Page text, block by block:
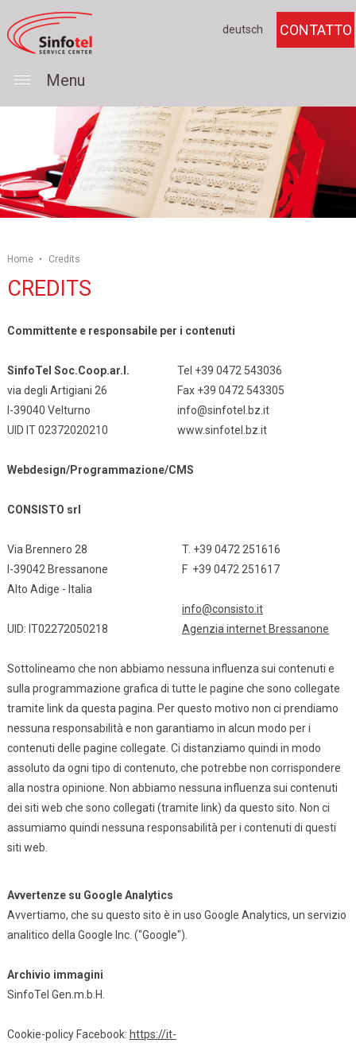
CONTATTO
deutsch
Menu
Home • Credits
CREDITS
Committente e responsabile per i contenuti
SinfoTel Soc.Coop.ar.l.
via degli Artigiani 26
I-39040 Velturno
UID IT 02372020210
Tel +39 0472 543036
Fax +39 0472 543305
info@sinfotel.bz.it
www.sinfotel.bz.it
Webdesign/Programmazione/CMS
CONSISTO srl
Via Brennero 28
I-39042 Bressanone
Alto Adige - Italia
UID: IT02272050218
T. +39 0472 251616
F +39 0472 251617
info@consisto.it
Agenzia internet Bressanone
Sottolineamo che non abbiamo nessuna influenza sui contenuti e
sulla programmazione grafica di tutte le pagine che sono collegate
tramite link da questa pagina. Per questo motivo non ci prendiamo
nessuna responsabilità e non garantiamo in alcun modo per i
contenuti delle pagine collegate. Ci distanziamo quindi in modo
assoluto da ogni tipo di contenuto, che potrebbe non corrispondere
alla nostra opinione. Non abbiamo nessuna influenza sui contenuti
dei siti web che sono collegati (tramite link) da questo sito. Non ci
assumiamo quindi nessuna responsabilità per i contenuti di questi
siti web.
Avvertenze su Google Analytics
Avvertiamo, che su questo sito è in uso Google Analytics, un servizio
analitico della Google Inc. ("Google").
Archivio immagini
SinfoTel Gen.m.b.H.
Cookie-policy Facebook: https://it-